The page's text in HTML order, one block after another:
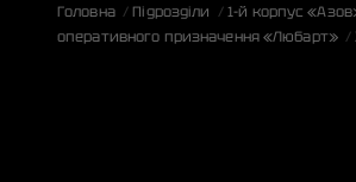
Головна Підрозділи 1-й корпус
оперативного призначення «Любарт»